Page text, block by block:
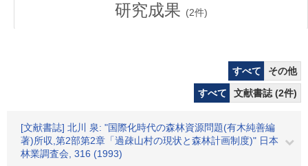
研究成果 (2件)
すべて
その他
すべて
文献書誌 (2件)
[文献書誌] 北川 泉: "国際化時代の森林資源問題(有木純善編
著)所収,第2部第2章「過疎山村の現状と森林計画制度)" 日本
林業調査会, 316 (1993)